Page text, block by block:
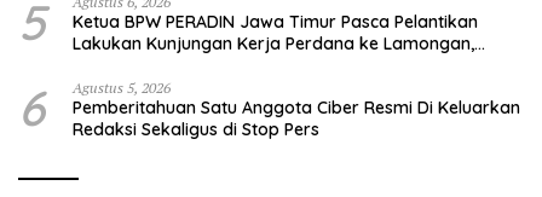
5
Ketua BPW PERADIN Jawa Timur Pasca Pelantikan
Lakukan Kunjungan Kerja Perdana ke Lamongan,
6 Agustus 5, 2026
Pemberitahuan Satu Anggota Ciber Resmi Di Keluarkan
Redaksi Sekaligus di Stop Pers